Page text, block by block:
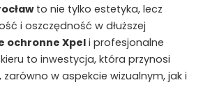
to nie tylko estetyka, lecz
i oszczędność w dłuższej
ochronne Xpeli profesjonalne
to inwestycja, która przynosi
zarówno w aspekcie wizualnym, jak i